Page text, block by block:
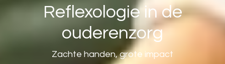
Reflexologie in de
ouderenzorg
Zachte handen, grote impact